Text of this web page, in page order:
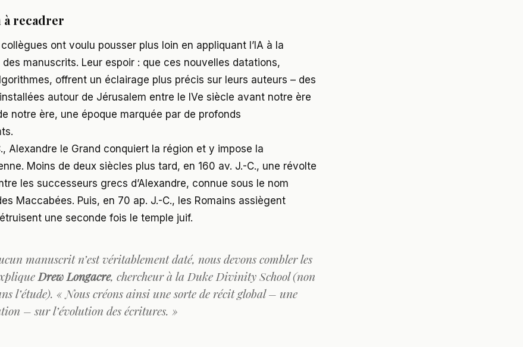
à recadrer
ont voulu pousser plus loin en appliquant l’IA à la
manuscrits. Leur espoir : que ces nouvelles datations,
offrent un éclairage plus précis sur leurs auteurs – des
autour de Jérusalem entre le IVe siècle avant notre ère
notre ère, une époque marquée par de profonds
Alexandre le Grand conquiert la région et y impose la
Moins de deux siècles plus tard, en 160 av. J.-C., une révolte
les successeurs grecs d’Alexandre, connue sous le nom
Maccabées. Puis, en 70 ap. J.-C., les Romains assiègent
une seconde fois le temple juif.
manuscrit n’est véritablement daté, nous devons combler les
Drew Longacre, chercheur à la Duke Divinity School (non
l’étude). « Nous créons ainsi une sorte de récit global – une
– sur l’évolution des écritures. »